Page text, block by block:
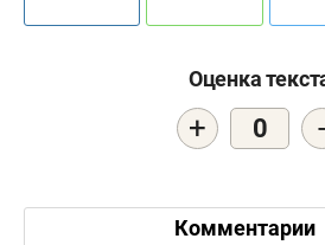
Оценка
+ 0 -
Комментарии